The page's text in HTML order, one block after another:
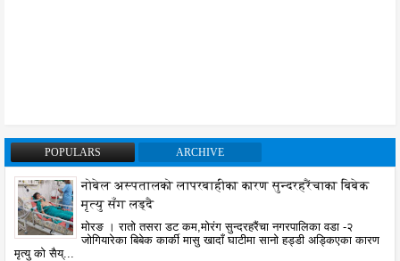
POPULARS ARCHIVE
नोबेल अस्पतालको लापरबाहीका कारण सुन्दरहरैंचाका बिबेक
मृत्यु सँग लड्दै
मोरङ । रातो तसरा डट कम,मोरंग सुन्दरहरैंचा नगरपालिका वडा -२
जोगियारेका बिबेक कार्की मासु खादाँ घाटीमा सानो हड्डी अड्किएका कारण
मृत्यु को सैय्...